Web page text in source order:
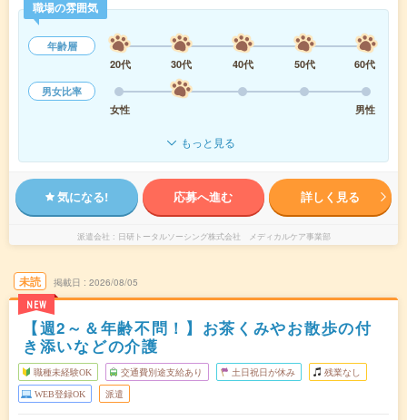
職場の雰囲気
年齢層
20代
30代 40代 50代
60代
男女比率
女性
男性
もっと見る
気になる! 応募へ進む 詳しく見る
派遣会社 日研トータルソーシング株式会社 メディカルケア事業部
未読
NEW
掲載日 2026/08/05
【週2～＆年齢不問！】お茶くみやお散歩の付
き添いなどの介護
職種未経験OK 交通費別途支給あり 土日祝日が休み 残業なし
WEB登録OK 派遣